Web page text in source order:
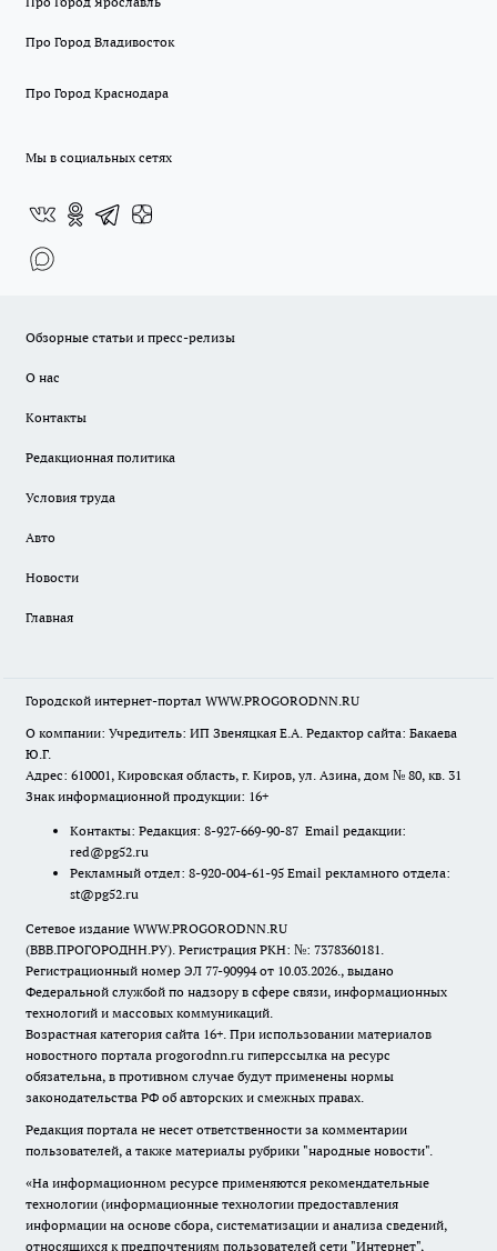
Про Город Владивосток
Про Город Краснодара
Мы в социальных сетях
Обзорные статьи и пресс-релизы
О нас
Контакты
Редакционная политика
Условия труда
Авто
Новости
Главная
Городской интернет-портал WWW.PROGORODNN.RU
О компании: Учредитель: ИП Звеняцкая Е.А. Редактор сайта: Бакаева
Ю.Г.
Адрес: 610001, Кировская область, г. Киров, ул. Азина, дом № 80, кв. 31
Знак информационной продукции: 16+
Контакты: Редакция: 8-927-669-90-87 Email редакции:
red@pg52.ru
Рекламный отдел: 8-920-004-61-95 Email рекламного отдела:
st@pg52.ru
Сетевое издание WWW.PROGORODNN.RU
(ВВВ.ПРОГОРОДНН.РУ). Регистрация РКН: №: 7378360181.
Регистрационный номер ЭЛ 77-90994 от 10.03.2026., выдано
Федеральной службой по надзору в сфере связи, информационных
технологий и массовых коммуникаций.
Возрастная категория сайта 16+. При использовании материалов
новостного портала progorodnn.ru гиперссылка на ресурс
обязательна, в противном случае будут применены нормы
законодательства РФ об авторских и смежных правах.
Редакция портала не несет ответственности за комментарии
пользователей, а также материалы рубрики "народные новости".
«На информационном ресурсе применяются рекомендательные
технологии (информационные технологии предоставления
информации на основе сбора, систематизации и анализа сведений,
относящихся к предпочтениям пользователей сети "Интернет",